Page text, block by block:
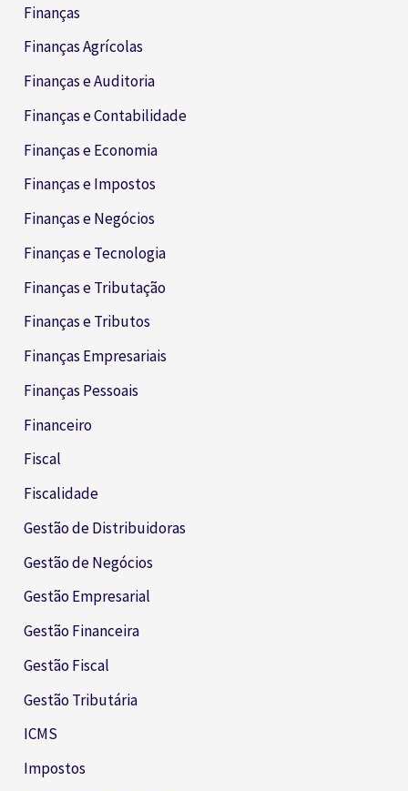
Finanças
Finanças Agrícolas
Finanças e Auditoria
Finanças e Contabilidade
Finanças e Economia
Finanças e Impostos
Finanças e Negócios
Finanças e Tecnologia
Finanças e Tributação
Finanças e Tributos
Finanças Empresariais
Finanças Pessoais
Financeiro
Fiscal
Fiscalidade
Gestão de Distribuidoras
Gestão de Negócios
Gestão Empresarial
Gestão Financeira
Gestão Fiscal
Gestão Tributária
ICMS
Impostos